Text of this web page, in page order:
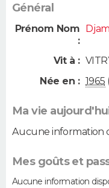
Général
Prénom Nom
:
Vit à :
Née en : 1965
Ma vie
Aucune information
Mes goûts et
Aucune information